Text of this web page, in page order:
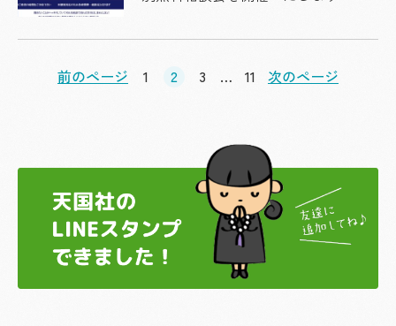
前のページ 1 2 3 … 11 次のページ